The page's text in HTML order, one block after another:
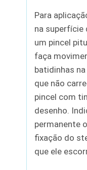
Para
na superfície
um pincel
faça
batidinhas
que não
pincel com
desenho.
permanente
fixação do
que ele